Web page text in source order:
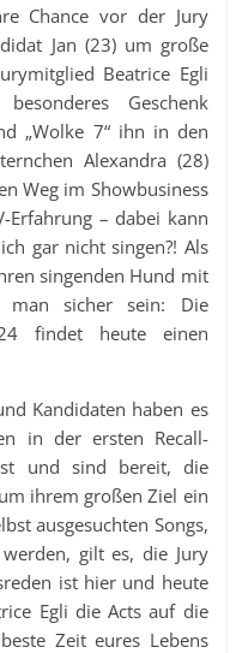
Chance vor der Jury
Jan (23) um große
Beatrice Egli
Geschenk
„Wolke 7“ ihn in den
Alexandra (28)
Weg im Showbusiness
Erfahrung – dabei kann
gar nicht singen?! Als
singenden Hund mit
sicher sein: Die
findet heute einen
Kandidaten haben es
in der ersten Recall-
und sind bereit, die
ihrem großen Ziel ein
ausgesuchten Songs,
gilt es, die Jury
ist hier und heute
Egli die Acts auf die
Zeit eures Lebens